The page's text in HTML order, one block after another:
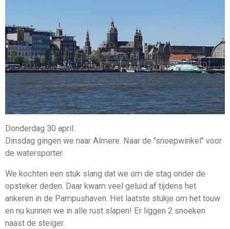
Donderdag 30 april.
Dinsdag gingen we naar Almere. Naar de "snoepwinkel" voor
de watersporter.
We kochten een stuk slang dat we om de stag onder de
opsteker deden. Daar kwam veel geluid af tijdens het
ankeren in de Pampushaven. Het laatste stukje om het touw
en nu kunnen we in alle rust slapen! Er liggen 2 snoeken
naast de steiger.